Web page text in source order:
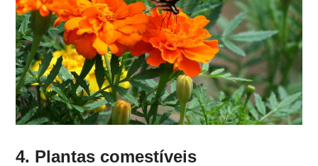
4. Plantas comestíveis